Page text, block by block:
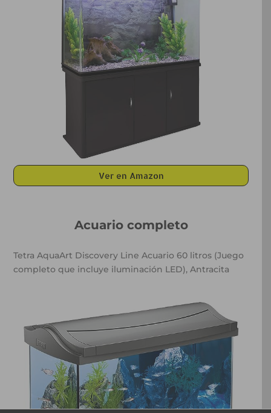
Ver en Amazon
Acuario completo
Tetra AquaArt Discovery Line Acuario 60 litros (Juego
completo que incluye iluminación LED), Antracita